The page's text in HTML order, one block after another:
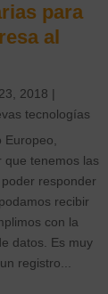
de
una mayor
empleando
una
documentación
ya
para
al
2018 |
tecnologías
Europeo,
que tenemos las
responder
recibir
con la
datos. Es muy
registro...